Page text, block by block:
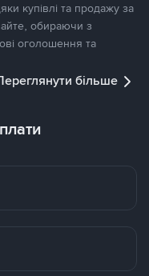
купівлі та продажу за
обираючи з
оголошення та
більше